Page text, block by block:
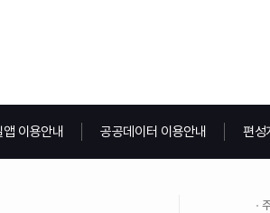
이용안내 공공데이터 이용안내 편성